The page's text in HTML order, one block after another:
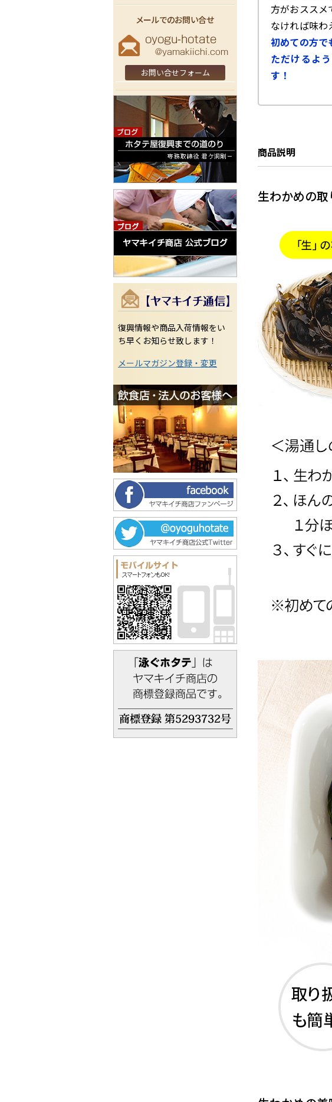
方がおススメ
なければ味わ
初めての方で
ただけるよ
す！
商品説明
生わかめの
メールでのお問い合せ
お問い合せフォーム
復興情報や商品入荷情報をい
ち早くお知らせ致します！
メールマガジン登録・変更